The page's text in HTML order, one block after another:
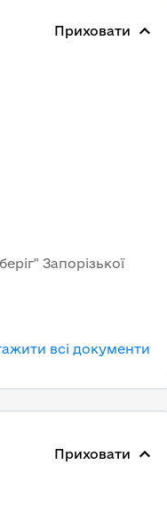
Приховати
Запорізької
всі документи
Приховати